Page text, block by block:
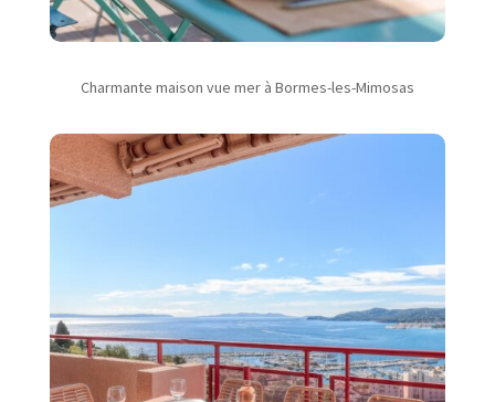
Charmante maison vue mer à Bormes-les-Mimosas